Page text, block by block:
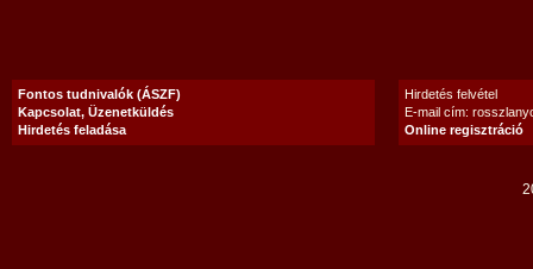
Fontos tudnivalók (ÁSZF)
Kapcsolat, Üzenetküldés
Hirdetés feladása
Hirdetés felvétel
E-mail cím:
Online regisztráció